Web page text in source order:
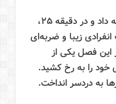
پس از گل اول، رئال مادرید به حملات خود ادامه داد و در دقیقه ۲۵،
زیبا و ضربه‌ای
این فصل یکی از
خود را به رخ کشید.
به دردسر انداخت.